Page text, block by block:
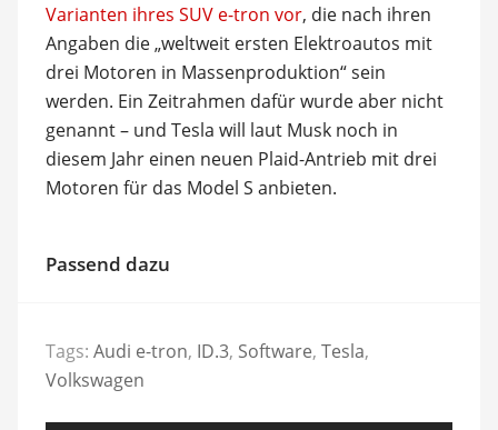
Varianten ihres SUV e-tron vor, die nach ihren
Angaben die „weltweit ersten Elektroautos mit
drei Motoren in Massenproduktion“ sein
werden. Ein Zeitrahmen dafür wurde aber nicht
genannt – und Tesla will laut Musk noch in
diesem Jahr einen neuen Plaid-Antrieb mit drei
Motoren für das Model S anbieten.
Passend dazu
Tags: Audi e-tron, ID.3, Software, Tesla,
Volkswagen